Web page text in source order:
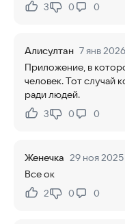
Нравится:
3Не нравится:
0 0
Алисултан 7 янв 2026
Приложение, в
человек. Тот случай
ради людей.
Нравится:
3Не нравится:
0 0
Женечка 29 ноя 2025
Все ок
Нравится:
2Не нравится:
0 0